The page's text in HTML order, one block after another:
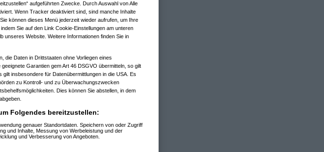
aufgeführten Zwecke. Durch Auswahl von Alle
Wenn Tracker deaktiviert sind, sind manche Inhalte
können dieses Menü jederzeit wieder aufrufen, um Ihre
Sie auf den Link Cookie-Einstellungen am unteren
unseres Website. Weitere Informationen finden Sie in
die Daten in Drittstaaten ohne Vorliegen eines
Garantien gem Art 46 DSGVO übermitteln, so gilt
insbesondere für Datenübermittlungen in die USA. Es
zu Kontroll- und zu Überwachungszwecken
Dies können Sie abstellen, in dem
Folgendes bereitzustellen:
genauer Standortdaten. Speichern von oder Zugriff
und Inhalte, Messung von Werbeleistung und der
und Verbesserung von Angeboten.